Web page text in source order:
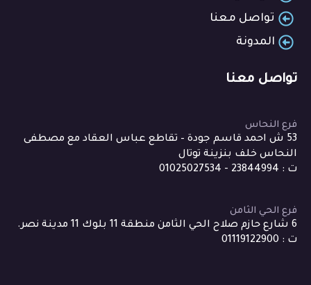
تواصل معنا
المدونة
تواصل معنا
فرع النحاس
53 ش احمد قاسم جودة – تقاطع عباس العقاد مع مصطفى
النحاس خلف بنزينة توتال
ت : 23844994 - 01025027534
فرع الحي الثامن
6 شارع حازم صلاح الحي الثامن منطقة 11 بلوك 11 مدينة نصر.
ت : 01119122900